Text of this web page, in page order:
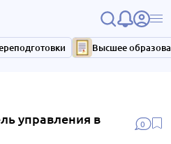
Высшее
0
управления в